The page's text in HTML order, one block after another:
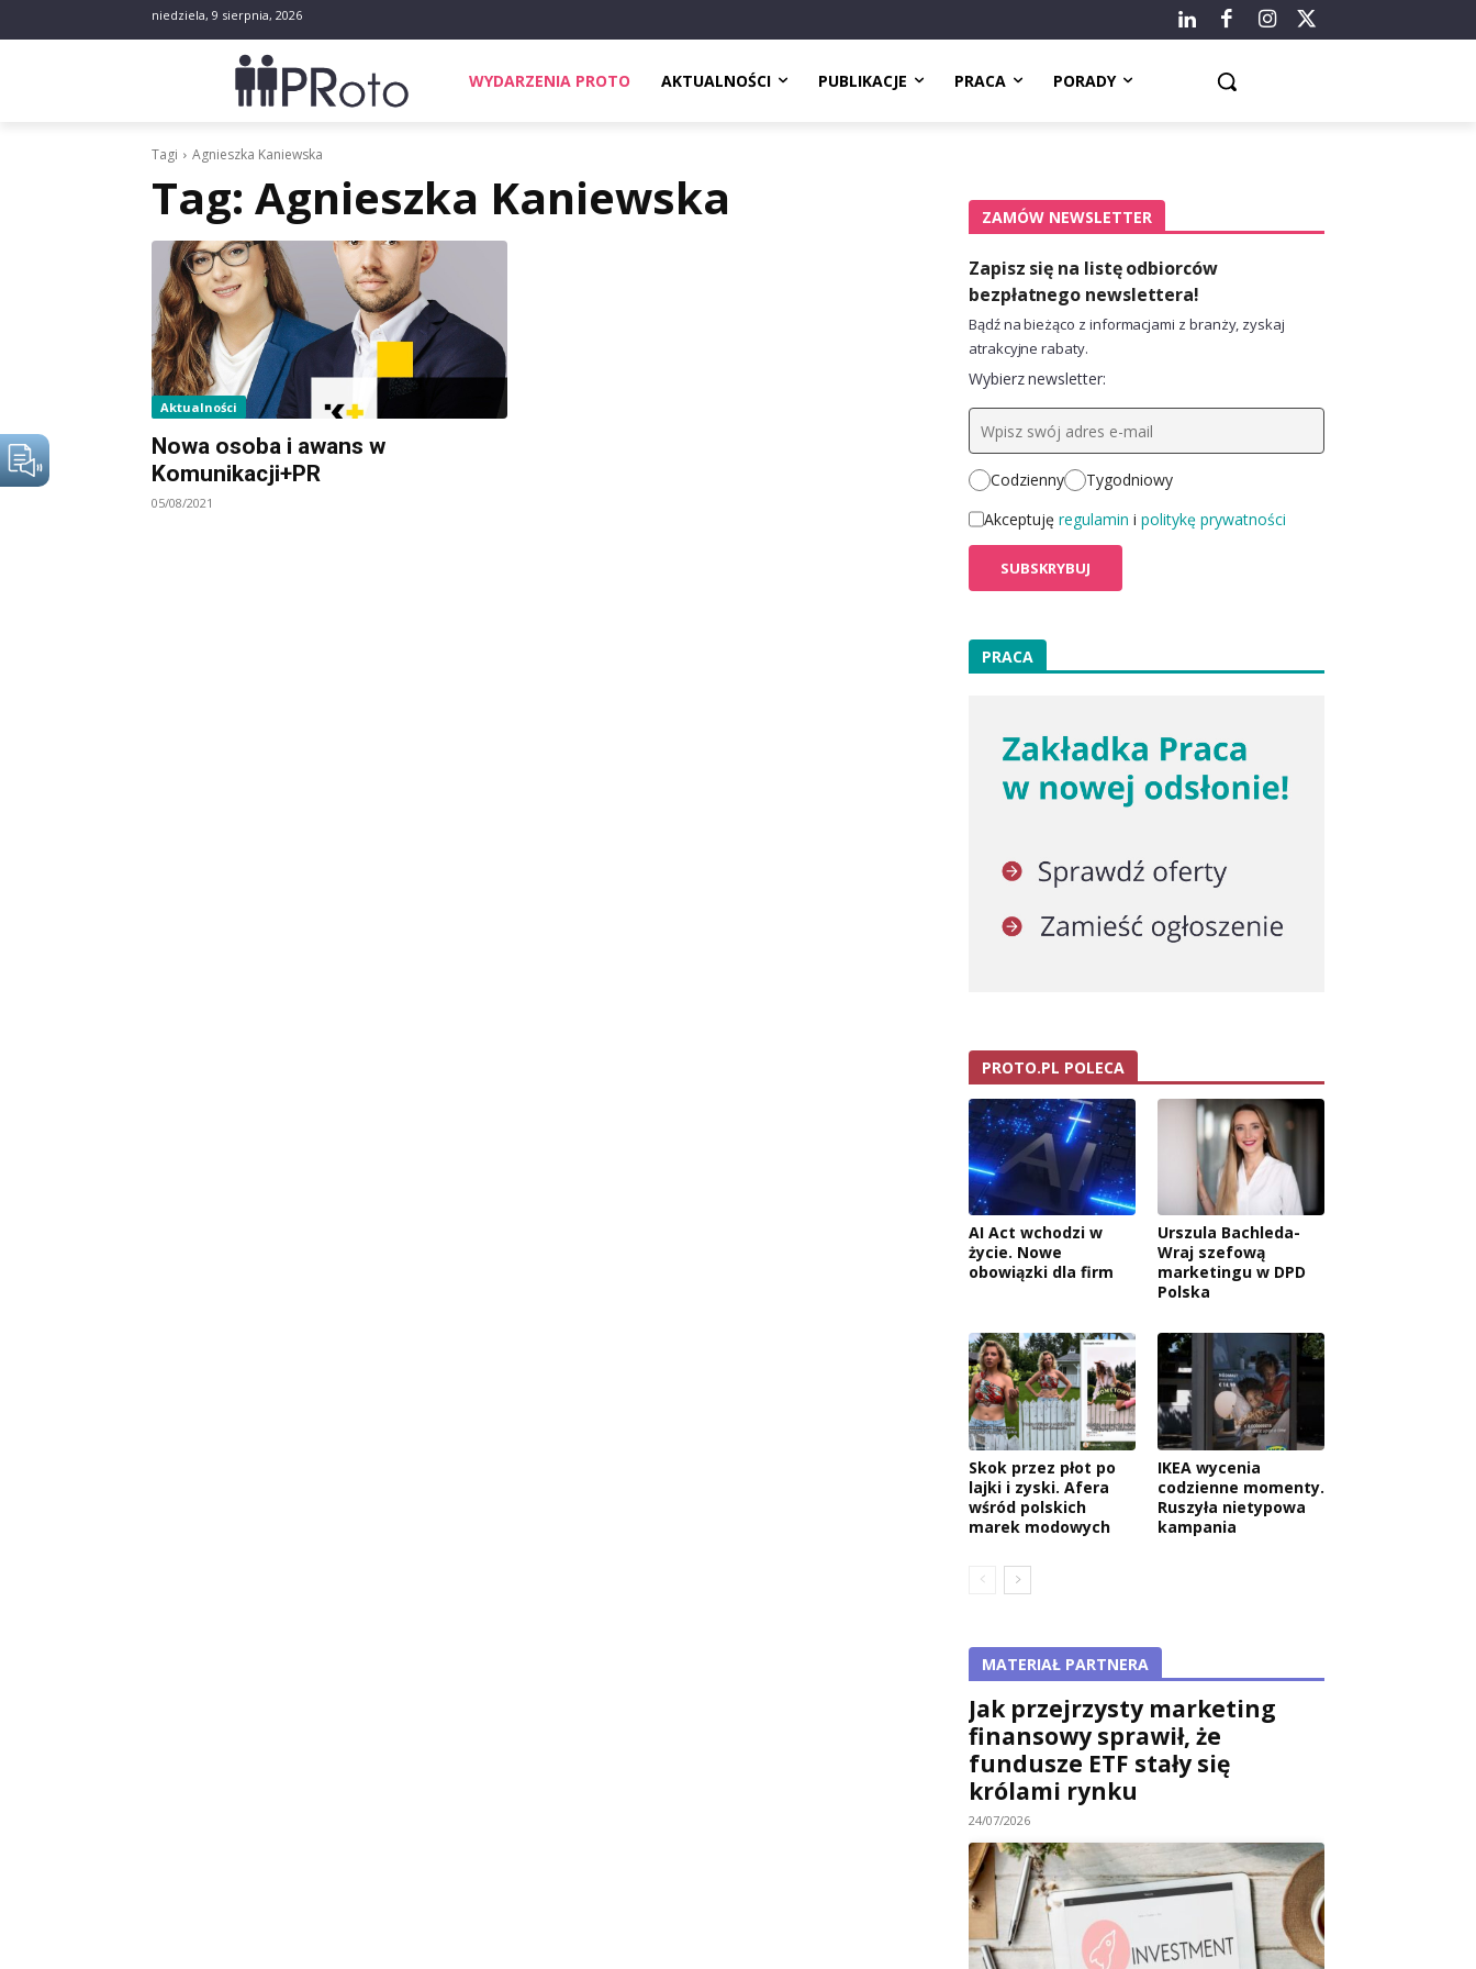
niedziela, 9 sierpnia, 2026
WYDARZENIA PROTO AKTUALNOŚCI PUBLIKACJE PRACA PORADY
Tagi Agnieszka Kaniewska
Tag: Agnieszka Kaniewska
Aktualności
Nowa osoba i awans w
Komunikacji+PR
05/08/2021
ZAMÓW NEWSLETTER
Zapisz się na listę odbiorców
bezpłatnego newslettera!
Bądź na bieżąco z informacjami z branży, zyskaj
atrakcyjne rabaty.
Wybierz newsletter:
Codzienny
Tygodniowy
Akceptuję regulamin i politykę prywatności
PRACA
PROTO.PL POLECA
AI Act wchodzi w
życie. Nowe
obowiązki dla firm
Urszula Bachleda-
Wraj szefową
marketingu w DPD
Polska
Skok przez płot po
lajki i zyski. Afera
wśród polskich
marek modowych
IKEA wycenia
codzienne momenty.
Ruszyła nietypowa
kampania
MATERIAŁ PARTNERA
Jak przejrzysty marketing
finansowy sprawił, że
fundusze ETF stały się
królami rynku
24/07/2026